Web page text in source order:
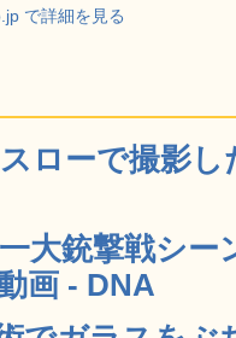
で詳細を見る
ローで撮影し
大銃撃戦シ
画 - DNA